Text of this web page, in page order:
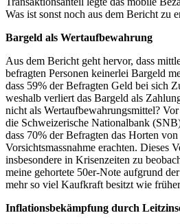
Was ist sonst noch aus dem Bericht zu
Bargeld als Wertaufbewahrung
Aus dem Bericht geht hervor, dass
befragten Personen keinerlei Bargeld
dass 59% der Befragten Geld bei sich
weshalb verliert das Bargeld als
nicht als Wertaufbewahrungsmittel?
die Schweizerische Nationalbank
dass 70% der Befragten das Horten
Vorsichtsmassnahme erachten. Dieses
insbesondere in Krisenzeiten zu
meine gehortete 50er-Note aufgrund
mehr so viel Kaufkraft besitzt wie
Inflationsbekämpfung durch